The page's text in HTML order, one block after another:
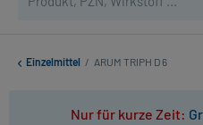
Einzelmittel / ARUM TRIPH D 6
Nur für kurze Zeit: